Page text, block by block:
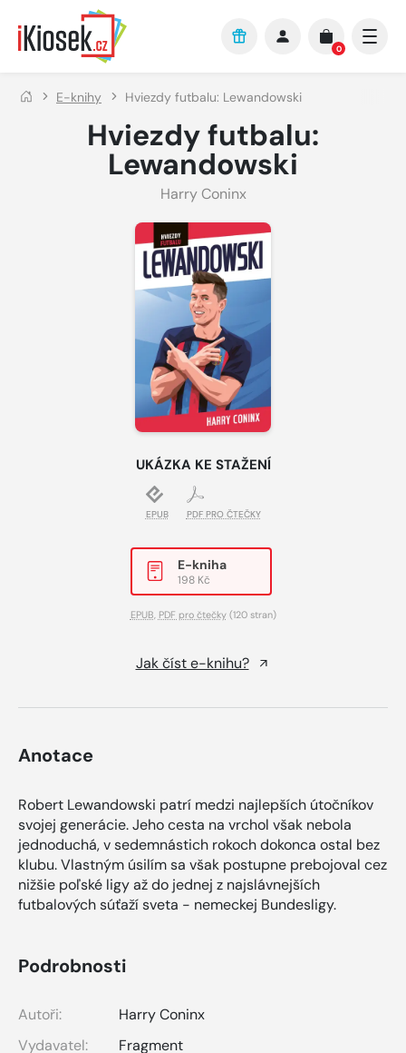
Přejít na hlavní obsah
0
E-knihy Hviezdy futbalu: Lewandowski
Hviezdy futbalu:
Lewandowski
Harry Coninx
UKÁZKA KE STAŽENÍ
EPUB PDF PRO ČTEČKY
E-kniha
198 Kč
EPUB, PDF pro čtečky(120 stran)
Jak číst e-knihu?
Anotace
Robert Lewandowski patrí medzi najlepších útočníkov
svojej generácie. Jeho cesta na vrchol však nebola
jednoduchá, v sedemnástich rokoch dokonca ostal bez
klubu. Vlastným úsilím sa však postupne prebojoval cez
nižšie poľské ligy až do jednej z najslávnejších
futbalových súťaží sveta - nemeckej Bundesligy.
Podrobnosti
Autoři:
Harry Coninx
Vydavatel:
Fragment